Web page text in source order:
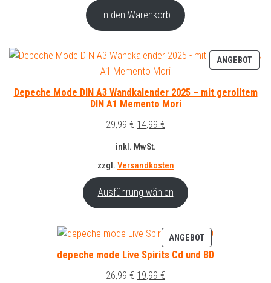
In den Warenkorb
ANGEBOT
Depeche Mode DIN A3 Wandkalender 2025 – mit gerolltem
DIN A1 Memento Mori
29,99€ Ursprünglicher
29,99 €
14,99 €Aktueller
14,99 €.
inkl. MwSt.
zzgl. Versandkosten
Ausführung wählen
ANGEBOTPRODUKT
IM
depeche mode Live Spirits Cd und BD
26,99€ Ursprünglicher
19,99 €Aktueller